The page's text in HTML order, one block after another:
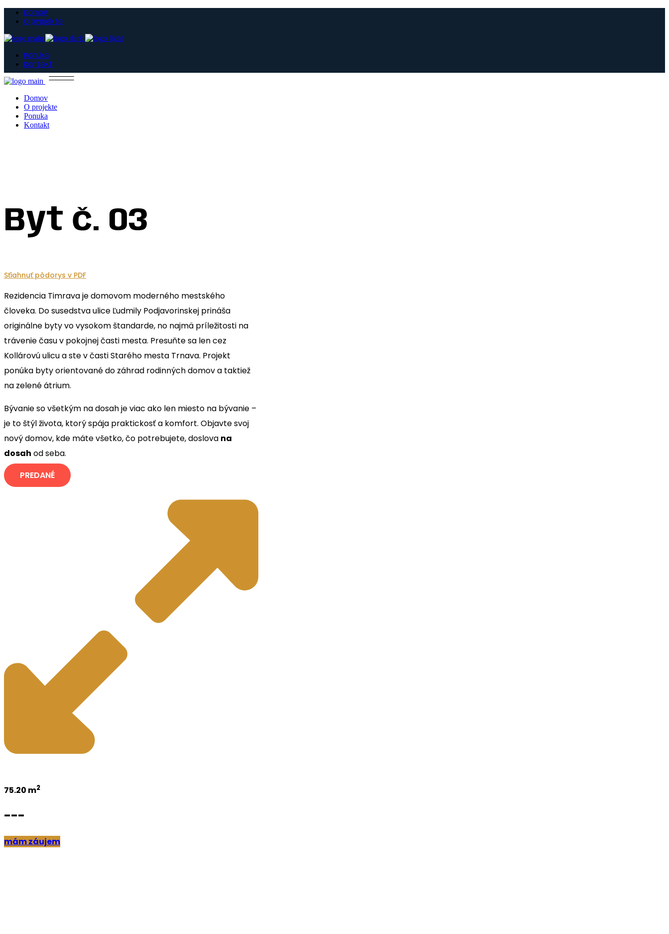
Domov
O projekte
Ponuka
Kontakt
Domov
O projekte
Ponuka
Kontakt
Byt č. 03
Sťiahnuť pôdorys v PDF
Rezidencia Timrava je domovom moderného mestského
človeka. Do susedstva ulice Ľudmily Podjavorinskej prináša
originálne byty vo vysokom štandarde, no najmä príležitosti na
trávenie času v pokojnej časti mesta. Presuňte sa len cez
Kollárovú ulicu a ste v časti Starého mesta Trnava. Projekt
ponúka byty orientované do záhrad rodinných domov a taktiež
na zelené átrium.
Bývanie so všetkým na dosah je viac ako len miesto na bývanie –
je to štýl života, ktorý spája praktickosť a komfort. Objavte svoj
nový domov, kde máte všetko, čo potrebujete, doslova na
dosah od seba.
PREDANÉ
75.20 m2
---
mám záujem